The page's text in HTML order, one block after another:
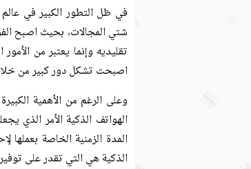
في ظل التطور الكبير في
شتي المجالات، بحيث اصبح
تقليديه وإنما يعتبر من
اصبحت تشكل دور كبير من
وعلى الرغم من الأهمية
الهواتف الذكية الأمر الذي
المدة الزمنية الخاصة
الذكية هي التي تقدر على